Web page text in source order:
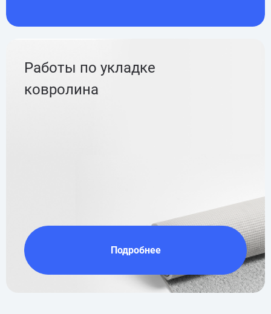
Работы по укладке
ковролина
Подробнее